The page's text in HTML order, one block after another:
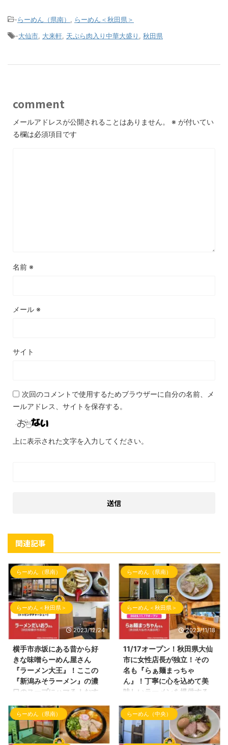
-らーめん（県南）
らーめん＜秋田県＞
-大仙市 大来軒 天ぷら肉入り中華大盛り 秋田県
comment
メールアドレスが公開されることはありません。 ※ が付いてい
る欄は必須項目です
名前 ※
メール ※
サイト
次回のコメントで使用するためブラウザーに自分の名前、メ
ールアドレス、サイトを保存する。
上に表示された文字を入力してください。
関連記事
らーめん（県南）
らーめん＜秋田県＞
2023/12/24
横手市赤坂にある昔から好
きな味噌らーめん屋さん
『ラーメン大王』！ここの
『新潟みそラーメン』の濃
口のスープにハマる！おす
こんばんわ！ 久しぶりのブログ
『しんめんの旅』の投稿となりま
した。 今回は横手市赤坂にござ
らーめん（県南）
らーめん＜秋田県＞
2023/11/18
11/17オープン！秋田県大仙
市に女性店長が独立！その
名も『らぁ麺まっちゃ
ん』！丁寧に心を込めて美
味しいラーメンを提供する
こんにちわ！しんめんのブログの
お時間となりました！ 本日の投
稿は、2023年11月17日（金曜
らーめん（県南） らーめん（中央）